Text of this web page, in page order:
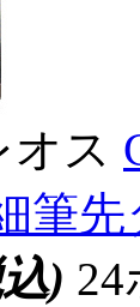
オス
筆
)